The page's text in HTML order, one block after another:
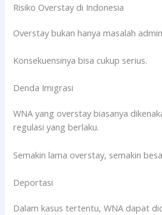
Risiko Overstay di Indonesia
Overstay bukan hanya masalah
Konsekuensinya bisa cukup serius.
Denda Imigrasi
WNA yang overstay biasanya
regulasi yang berlaku.
Semakin lama overstay, semakin
Deportasi
Dalam kasus tertentu, WNA dapat